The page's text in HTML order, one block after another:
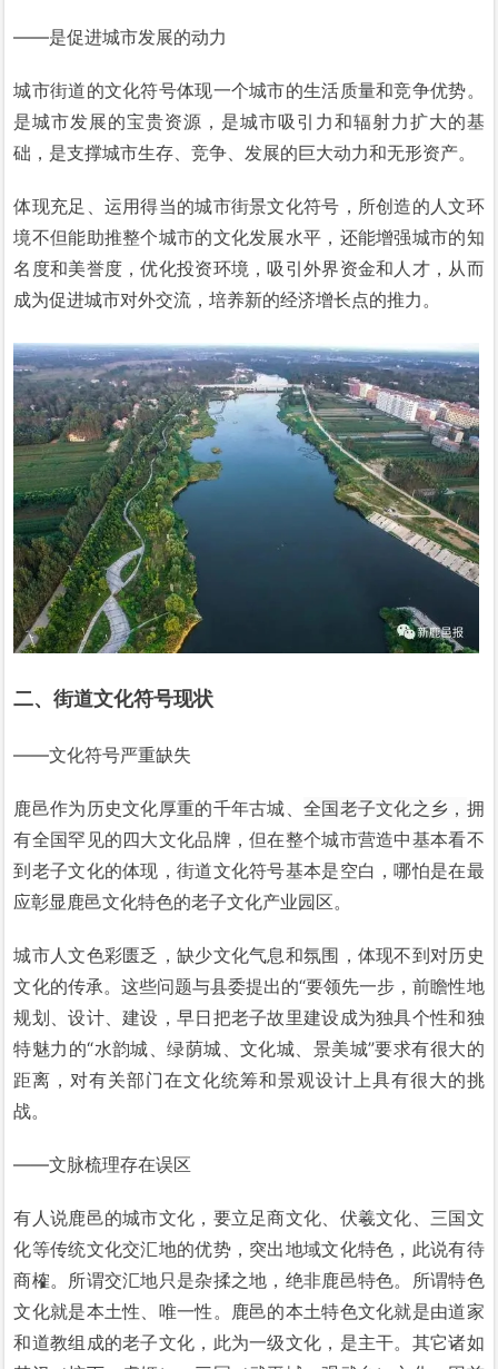
——是促进城市发展的动力
城市街道的文化符号体现一个城市的生活质量和竞争优势。
是城市发展的宝贵资源，是城市吸引力和辐射力扩大的基
础，是支撑城市生存、竞争、发展的巨大动力和无形资产。
体现充足、运用得当的城市街景文化符号，所创造的人文环
境不但能助推整个城市的文化发展水平，还能增强城市的知
名度和美誉度，优化投资环境，吸引外界资金和人才，从而
成为促进城市对外交流，培养新的经济增长点的推力。
二、街道文化符号现状
——文化符号严重缺失
鹿邑作为历史文化厚重的千年古城、 全国老子文化之乡， 拥
有全国罕见的四大文化品牌，但在整个城市营造中基本看不
到老子文化的体现，街道文化符号基本是空白，哪怕是在最
应彰显鹿邑文化特色的老子文化产业园区。
城市人文色彩匮乏，缺少文化气息和氛围，体现不到对历史
文化的传承。这些问题与县委提出的“要领先一步，前瞻性地
规划、设计、建设，早日把老子故里建设成为独具个性和独
特魅力的“水韵城、绿荫城、文化城、景美城”要求有很大的
距离，对有关部门在文化统筹和景观设计上具有很大的挑
战。
——文脉梳理存在误区
有人说鹿邑的城市文化，要立足商文化、伏羲文化、三国文
化等传统文化交汇地的优势，突出地域文化特色，此说有待
商榷。所谓交汇地只是杂揉之地，绝非鹿邑特色。所谓特色
文化就是本土性、唯一性。鹿邑的本土特色文化就是由道家
和道教组成的老子文化，此为一级文化，是主干。其它诸如